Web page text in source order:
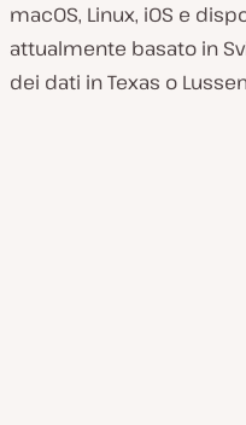
macOS, Linux, iOS e
attualmente basato in
dei dati in Texas o